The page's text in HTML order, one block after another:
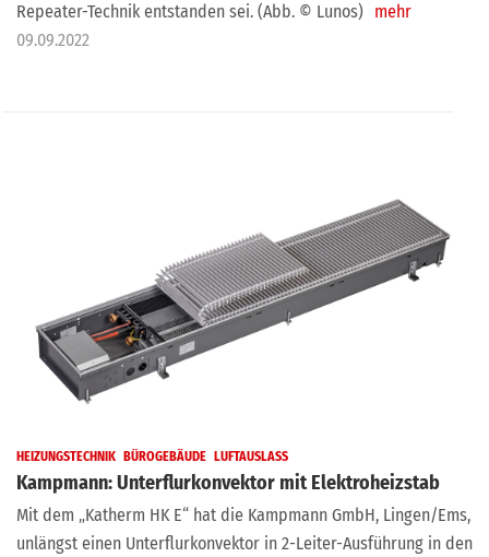
Repeater-Technik entstanden sei. (Abb. © Lunos) mehr
09.09.2022
HEIZUNGSTECHNIK BÜROGEBÄUDE LUFTAUSLASS
Kampmann: Unterflurkonvektor mit Elektroheizstab
Mit dem „Katherm HK E“ hat die Kampmann GmbH, Lingen/Ems,
unlängst einen Unterflurkonvektor in 2-Leiter-Ausführung in den